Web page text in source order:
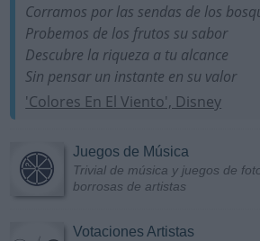
Corramos por las sendas de los
Probemos de los frutos su sabor
Descubre la riqueza a tu alcance
Sin pensar un instante en su valor
'Colores En El Viento', Disney
Juegos de Música
Trivial de música y juegos de
borrosas de artistas
Votaciones Artistas